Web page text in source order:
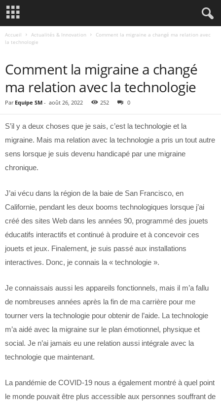
Accueil Actualités & Innovation
Comment la migraine a changé ma relation avec
la technologie
Comment la migraine a changé
ma relation avec la technologie
Par Equipe SM - août 26, 2022 252 0
S’il y a deux choses que je sais, c’est la technologie et la
migraine. Mais ma relation avec la technologie a pris un tout autre
sens lorsque je suis devenu handicapé par une migraine
chronique.
J’ai vécu dans la région de la baie de San Francisco, en
Californie, pendant les deux booms technologiques lorsque j’ai
créé des sites Web dans les années 90, programmé des jouets
éducatifs interactifs et continué à produire et à concevoir ces
jouets et jeux. Finalement, je suis passé aux installations
interactives. Donc, je connais la « technologie ».
Je connaissais aussi les appareils fonctionnels, mais il m’a fallu
de nombreuses années après la fin de ma carrière pour me
tourner vers la technologie pour obtenir de l’aide. La technologie
m’a aidé avec la migraine sur le plan émotionnel, physique et
social. Je n’ai jamais eu une relation aussi intégrale avec la
technologie que maintenant.
La pandémie de COVID-19 nous a également montré à quel point
le monde pouvait être plus accessible aux personnes souffrant de